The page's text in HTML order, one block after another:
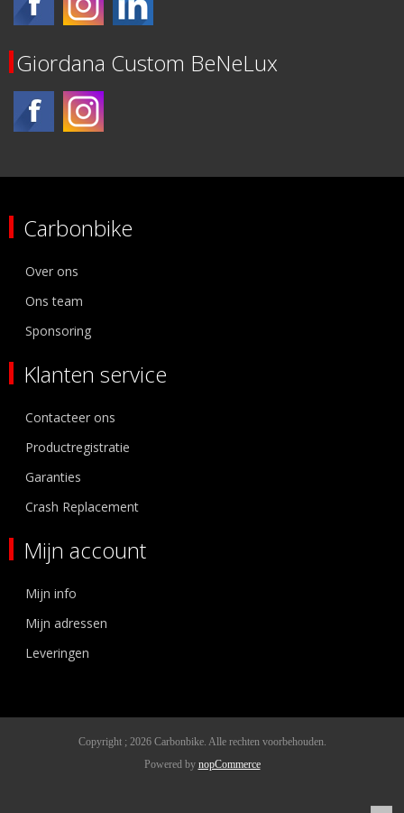
Giordana Custom BeNeLux
Carbonbike
Over ons
Ons team
Sponsoring
Klanten service
Contacteer ons
Productregistratie
Garanties
Crash Replacement
Mijn account
Mijn info
Mijn adressen
Leveringen
Copyright ; 2026 Carbonbike. Alle rechten voorbehouden.
Powered by nopCommerce